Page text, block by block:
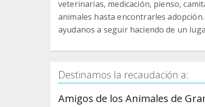
veterinarias, medicación, pienso,
animales hasta encontrarles
ayudanos a seguir haciendo de un
Destinamos la recaudación a:
Amigos de los Animales de